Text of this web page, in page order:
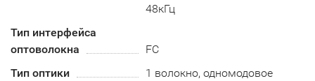
48кГц
Тип интерфейса
оптоволокна
FC
Тип оптики
1 волокно, одномодовое